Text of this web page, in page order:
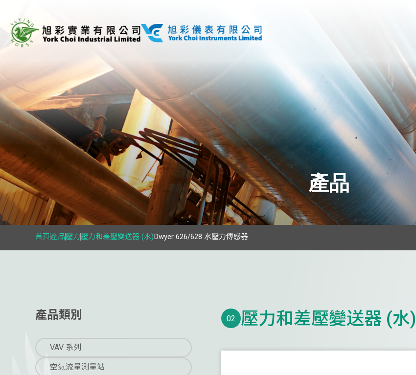
首頁
產品
空氣流量測量站
風口系列
天花板散流器
其他空氣分配產品
氣體監測
產品
首頁產品壓力壓力和差壓變送器 (水)Dwyer 626/628 水壓力傳感器
產品類別
VAV 系列
空氣流量測量站
02 壓力和差壓變送器 (水)